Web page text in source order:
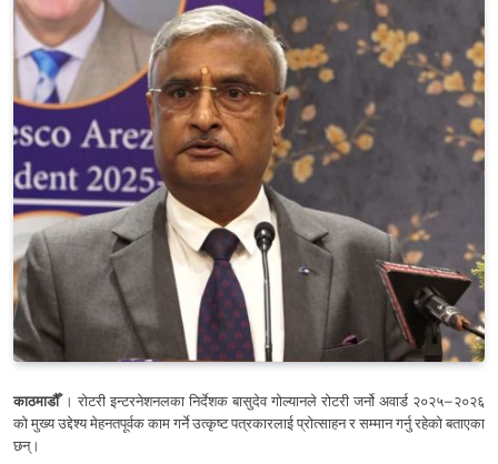
काठमाडौँ। रोटरी इन्टरनेशनलका निर्देशक बासुदेव गोल्यानले रोटरी जर्नो अवार्ड २०२५–२०२६
को मुख्य उद्देश्य मेहनतपूर्वक काम गर्ने उत्कृष्ट पत्रकारलाई प्रोत्साहन र सम्मान गर्नु रहेको बताएका
छन्।